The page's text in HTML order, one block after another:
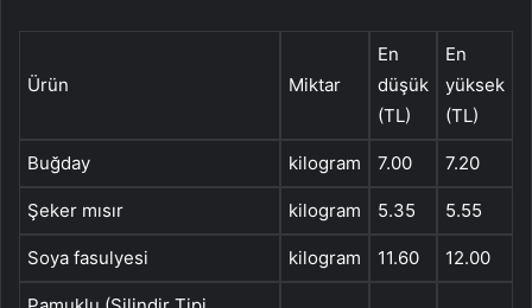
Ürün Miktar
En
düşük
(TL)
En
yüksek
(TL)
Buğday kilogram 7.00 7.20
Şeker mısır kilogram 5.35 5.55
Soya fasulyesi kilogram 11.60 12.00